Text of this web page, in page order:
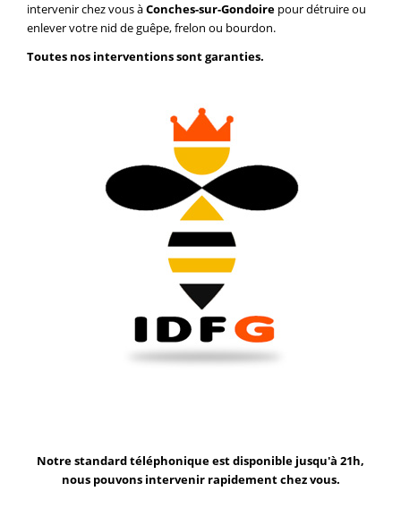
intervenir chez vous àConches-sur-Gondoire pour détruire ou
enlever votre nid de guêpe, frelon ou bourdon.
Toutes nos interventions sont garanties.
Notre standard téléphonique est disponible jusqu'à 21h,
nous pouvons intervenir rapidement chez vous.